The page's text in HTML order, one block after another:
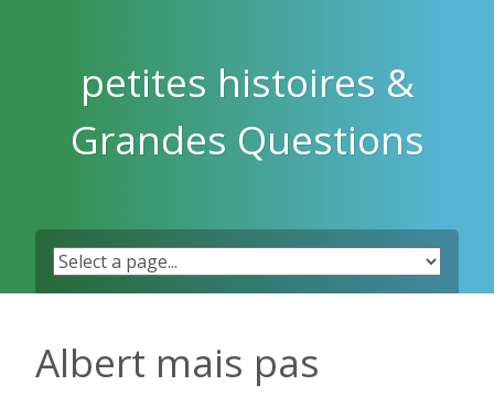
petites histoires &
Grandes Questions
Albert mais pas